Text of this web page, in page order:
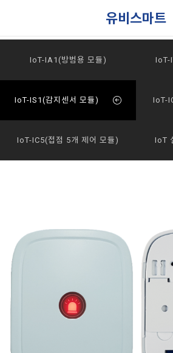
유비스마트
IoT-IA1(방범용 모듈) IoT-
IoT-IS1(감지센서 모듈) IoT-
IoT-IC5(접점 5개 제어 모듈) IoT